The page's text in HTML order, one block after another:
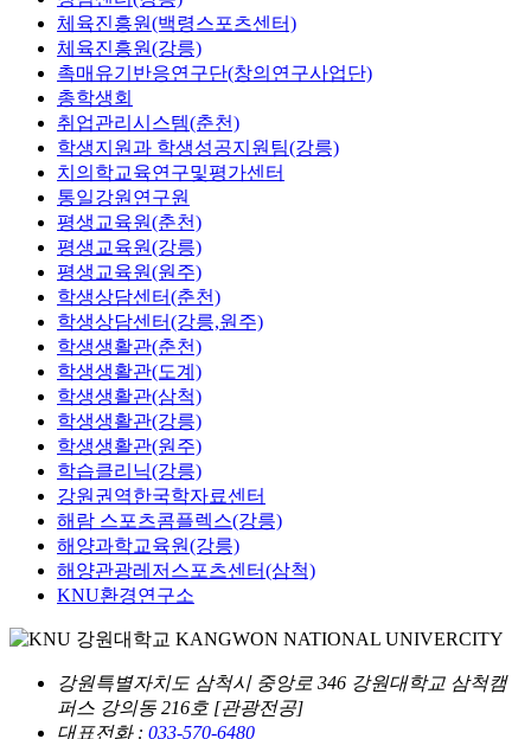
체육진흥원(백령스포츠센터)
체육진흥원(강릉)
촉매유기반응연구단(창의연구사업단)
총학생회
취업관리시스템(춘천)
학생지원과 학생성공지원팀(강릉)
치의학교육연구및평가센터
통일강원연구원
평생교육원(춘천)
평생교육원(강릉)
평생교육원(원주)
학생상담센터(춘천)
학생상담센터(강릉,원주)
학생생활관(춘천)
학생생활관(도계)
학생생활관(삼척)
학생생활관(강릉)
학생생활관(원주)
학습클리닉(강릉)
강원권역한국학자료센터
해람 스포츠콤플렉스(강릉)
해양과학교육원(강릉)
해양관광레저스포츠센터(삼척)
KNU환경연구소
강원특별자치도 삼척시 중앙로 346 강원대학교 삼척캠
퍼스 강의동 216호 [관광전공]
대표전화 : 033-570-6480